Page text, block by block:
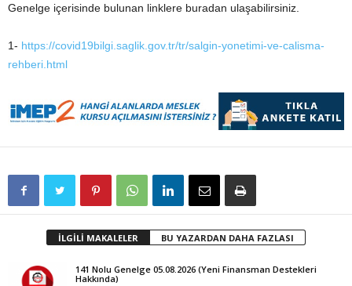
Genelge içerisinde bulunan linklere buradan ulaşabilirsiniz.
1- https://covid19bilgi.saglik.gov.tr/tr/salgin-yonetimi-ve-calisma-
rehberi.html
İLGİLİ MAKALELER BU YAZARDAN DAHA FAZLASI
141 Nolu Genelge 05.08.2026 (Yeni Finansman Destekleri
Hakkında)